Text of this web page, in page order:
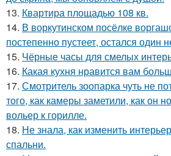
13. Квартира площадью 108 кв.
14. В воркутинском посёлке
постепенно пустеет, остался один
15. Чёрные часы для смелых
16. Какая кухня нравится вам
17. Смотритель зоопарка чуть не
того, как камеры заметили, как он
вольер к горилле.
18. Не знала, как изменить
спальни.